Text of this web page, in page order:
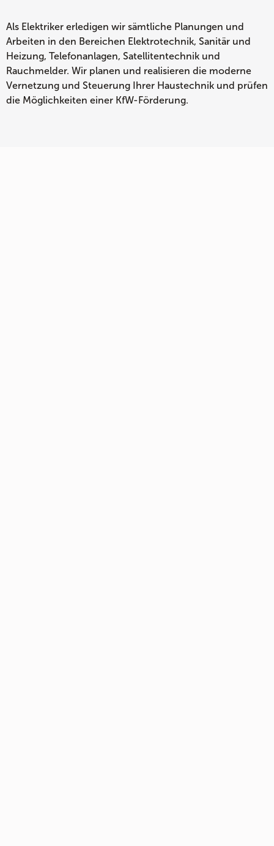
Als Elektriker erledigen wir sämtliche Planungen und
Arbeiten in den Bereichen Elektrotechnik, Sanitär und
Heizung, Telefonanlagen, Satellitentechnik und
Rauchmelder. Wir planen und realisieren die moderne
Vernetzung und Steuerung Ihrer Haustechnik und prüfen
die Möglichkeiten einer KfW-Förderung.